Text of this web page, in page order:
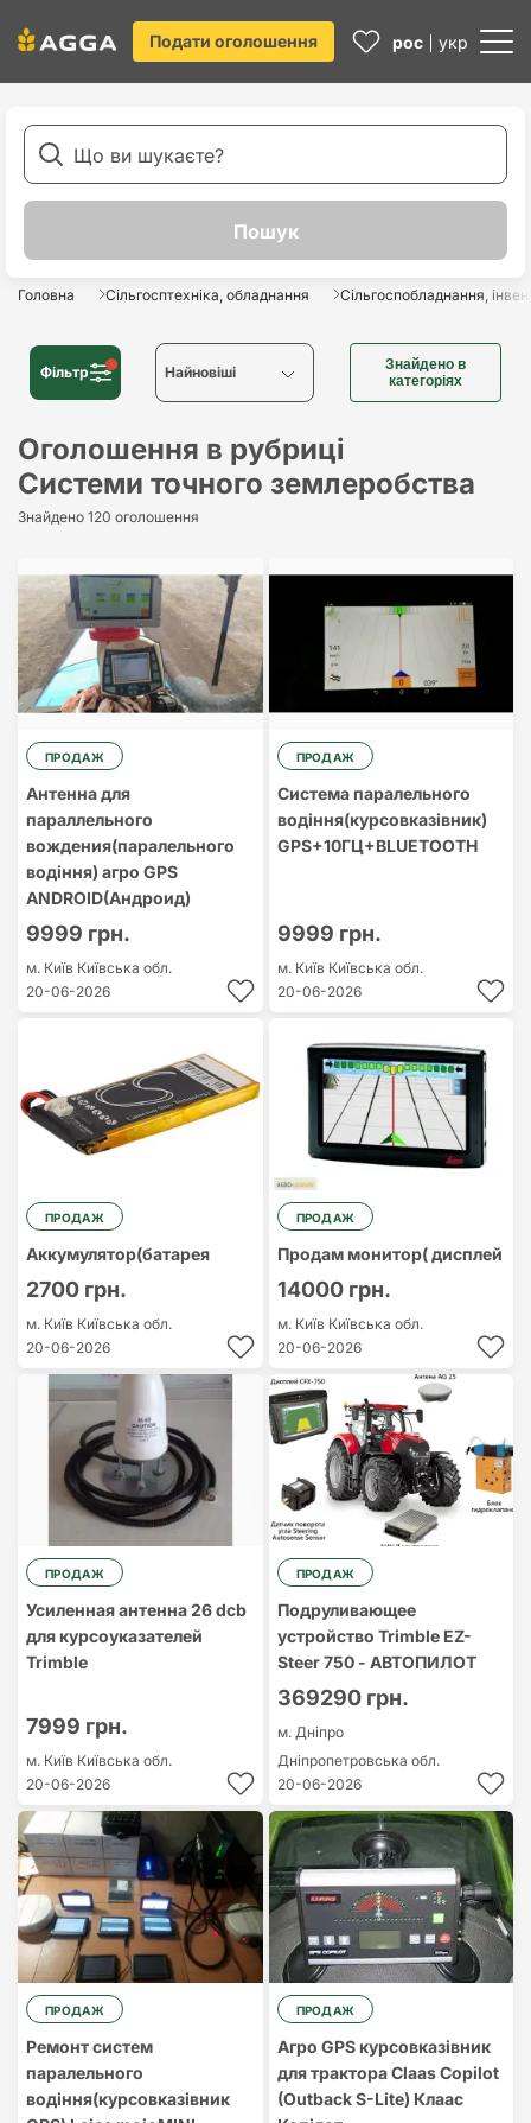
Подати оголошення рос укр
Головна Сільгосптехніка, обладнання Сільгоспобладнання,
Фільтр Найновіші
Найновіші
Найстаріші
Найдешевший
Знайдено в
категоріях
Оголошення в рубриці
Системи точного землеробства
Знайдено 120 оголошення
ПРОДАЖ
Антенна для
параллельного
вождения(паралельного
водіння) агро GPS
ANDROID(Андроид)
9999 грн.
м. Київ Київська обл.
20-06-2026
ПРОДАЖ
Система паралельного
водіння(курсовказівник)
GPS+10ГЦ+BLUETOOTH
9999 грн.
м. Київ Київська обл.
20-06-2026
ПРОДАЖ
Аккумулятор(батарея
2700 грн.
м. Київ Київська обл.
20-06-2026
ПРОДАЖ
Продам монитор( дисплей
14000 грн.
м. Київ Київська обл.
20-06-2026
ПРОДАЖ
Усиленная антенна 26 dcb
для курсоуказателей
Trimble
7999 грн.
м. Київ Київська обл.
20-06-2026
ПРОДАЖ
Подруливающее
устройство Trimble EZ-
Steer 750 - АВТОПИЛОТ
369290 грн.
м. Дніпро
Дніпропетровська обл.
20-06-2026
ПРОДАЖ
Ремонт систем
паралельного
водіння(курсовказівник
ПРОДАЖ
Агро GPS курсовказівник
для трактора Claas Copilot
(Outback S-Lite) Клаас